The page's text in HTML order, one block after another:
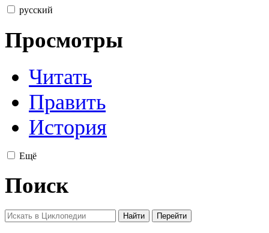
русский
Просмотры
Читать
Править
История
Ещё
Поиск